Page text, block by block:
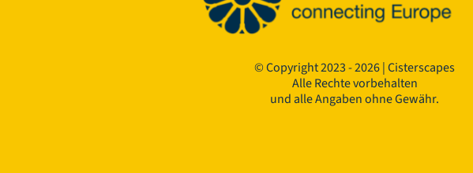
© Copyright 2023 - 2026 | Cisterscapes
Alle Rechte vorbehalten
und alle Angaben ohne Gewähr.